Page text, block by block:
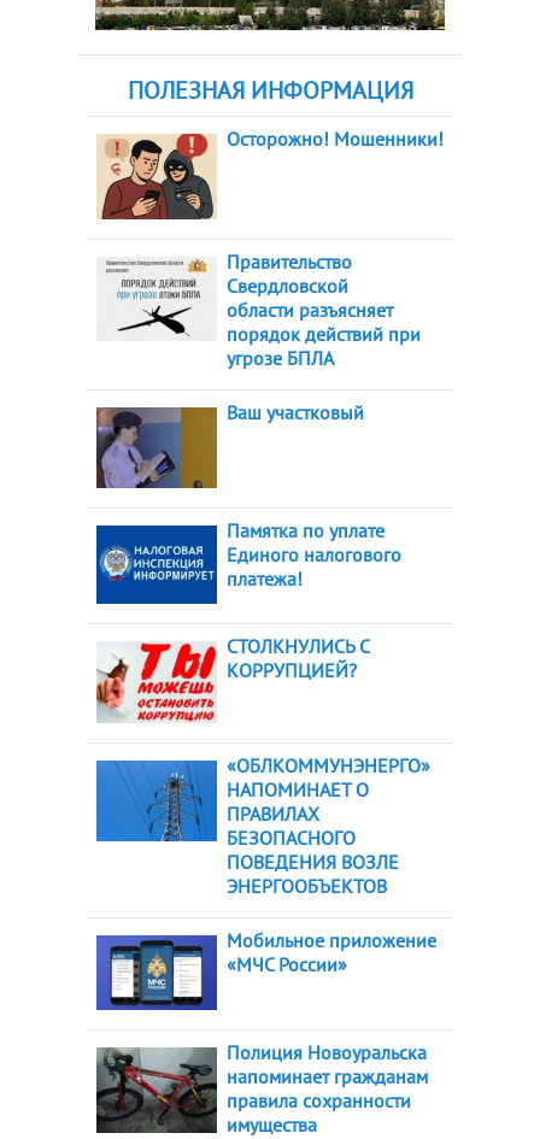
ПОЛЕЗНАЯ ИНФОРМАЦИЯ
Осторожно! Мошенники!
Правительство
Свердловской
области разъясняет
порядок действий при
угрозе БПЛА
Ваш участковый
Памятка по уплате
Единого налогового
платежа!
СТОЛКНУЛИСЬ С
КОРРУПЦИЕЙ?
«ОБЛКОММУНЭНЕРГО»
НАПОМИНАЕТ О
ПРАВИЛАХ
БЕЗОПАСНОГО
ПОВЕДЕНИЯ ВОЗЛЕ
ЭНЕРГООБЪЕКТОВ
Мобильное приложение
«МЧС России»
Полиция Новоуральска
напоминает гражданам
правила сохранности
имущества